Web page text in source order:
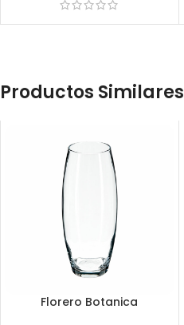
Productos Similares
Florero Botanica